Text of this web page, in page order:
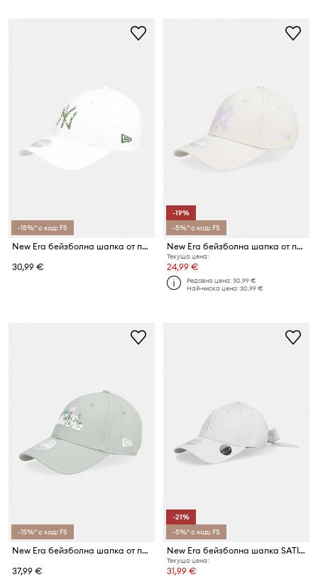
-15%* с код: FS
New Era бейзболна шапка от памук FLORAL INFILL 940 NYY
30,99 €
-19%
-5%* с код: FS
New Era бейзболна шапка от памук METALLIC 940 NYY
Текуща цена:
24,99 €
Редовна цена:30,99 €
Най-ниска цена:30,99 €
-15%* с код: FS
New Era бейзболна шапка от памук BEADED 940 NEWERA
37,99 €
-21%
-5%* с код: FS
New Era бейзболна шапка SATIN BOW BACK 940 NYY
Текуща цена:
31,99 €